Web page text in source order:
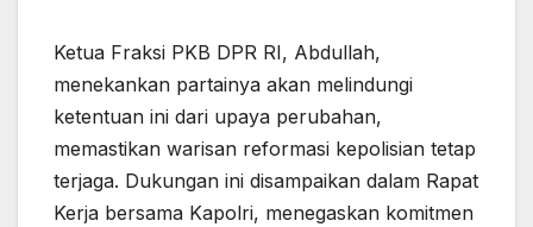
Ketua Fraksi PKB DPR RI, Abdullah,
menekankan partainya akan melindungi
ketentuan ini dari upaya perubahan,
memastikan warisan reformasi kepolisian tetap
terjaga. Dukungan ini disampaikan dalam Rapat
Kerja bersama Kapolri, menegaskan komitmen